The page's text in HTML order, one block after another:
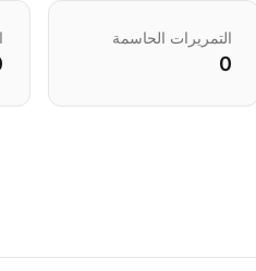
التمريرات الحاسمة
0